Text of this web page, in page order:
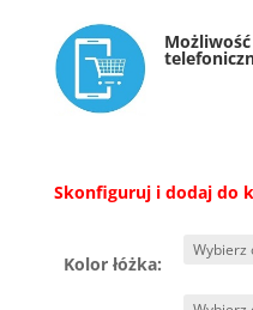
Skonfiguruj i dodaj do
Kolor łóżka: